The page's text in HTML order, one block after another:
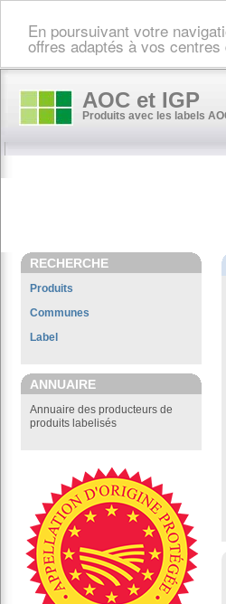
En poursuivant votre
offres adaptés à vos centres
AOC et IGP
Produits avec les labels
RECHERCHE
Produits
Communes
Label
ANNUAIRE
Annuaire des producteurs de
produits labelisés